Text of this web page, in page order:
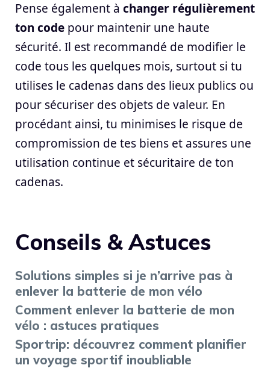
Pense également à changer régulièrement
ton code pour maintenir une haute
sécurité. Il est recommandé de modifier le
code tous les quelques mois, surtout si tu
utilises le cadenas dans des lieux publics ou
pour sécuriser des objets de valeur. En
procédant ainsi, tu minimises le risque de
compromission de tes biens et assures une
utilisation continue et sécuritaire de ton
cadenas.
Conseils & Astuces
Solutions simples si je n’arrive pas à
enlever la batterie de mon vélo
Comment enlever la batterie de mon
vélo : astuces pratiques
Sportrip: découvrez comment planifier
un voyage sportif inoubliable